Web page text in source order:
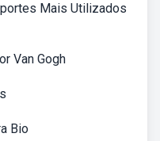
Mais Utilizados
Van Gogh
Bio